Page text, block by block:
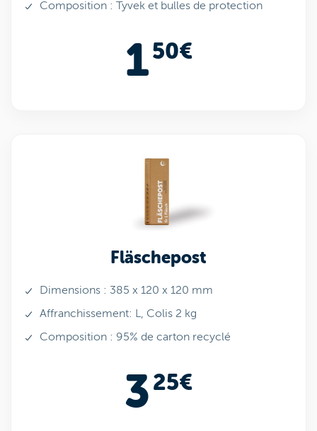
Composition : Tyvek et bulles de protection
150€
Fläschepost
Dimensions : 385 x 120 x 120 mm
Affranchissement: L, Colis 2 kg
Composition : 95% de carton recyclé
325€